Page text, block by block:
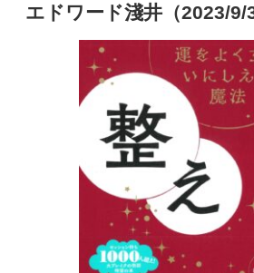
エドワード淺井（2023/9/